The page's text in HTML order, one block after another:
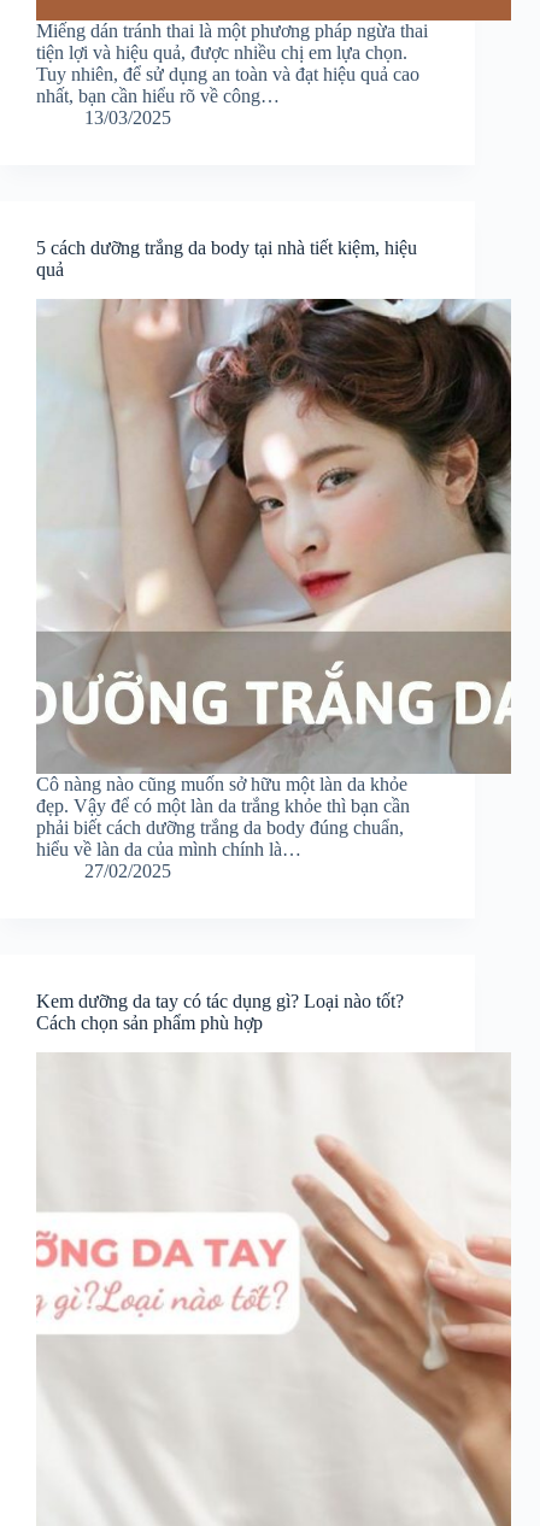
Miếng dán tránh thai là một phương pháp ngừa thai
tiện lợi và hiệu quả, được nhiều chị em lựa chọn.
Tuy nhiên, để sử dụng an toàn và đạt hiệu quả cao
nhất, bạn cần hiểu rõ về công…
13/03/2025
5 cách dưỡng trắng da body tại nhà tiết kiệm, hiệu
quả
Cô nàng nào cũng muốn sở hữu một làn da khỏe
đẹp. Vậy để có một làn da trắng khỏe thì bạn cần
phải biết cách dưỡng trắng da body đúng chuẩn,
hiểu về làn da của mình chính là…
27/02/2025
Kem dưỡng da tay có tác dụng gì? Loại nào tốt?
Cách chọn sản phẩm phù hợp